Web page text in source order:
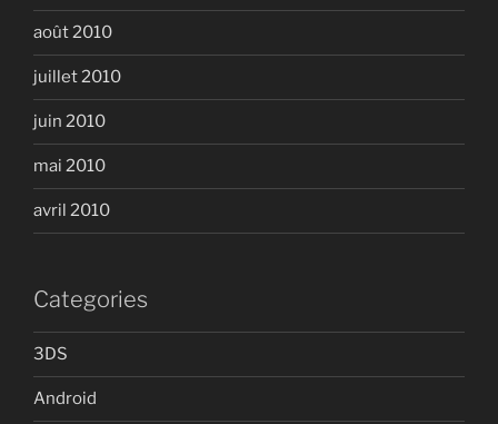
août 2010
juillet 2010
juin 2010
mai 2010
avril 2010
Categories
3DS
Android